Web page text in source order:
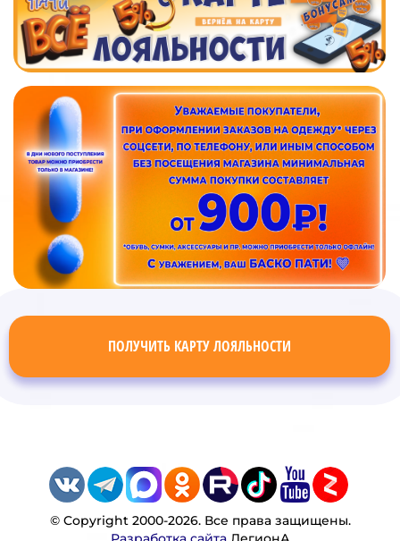
ПОЛУЧИТЬ КАРТУ ЛОЯЛЬНОСТИ
© Copyright 2000-2026. Все права защищены.